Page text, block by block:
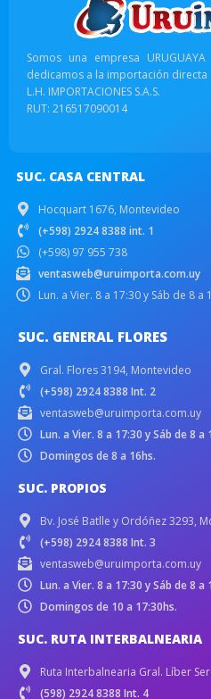
Somos una empresa
dedicamos a la importación directa
L.H. IMPORTACIONES S.A.S.
RUT: 216517090014
SUC. CASA CENTRAL
Hocquart 1676, Montevideo
(+598) 2924 8388 int. 1
(+598) 97 955 738
ventasweb@uruimporta.com.uy
Lun. a Vier. 8 a 17:30 y Sáb de 8 a
SUC. GENERAL FLORES
Gral. Flores 3194, Montevideo
(+598) 2924 8388 Int. 2
ventasweb@uruimporta.com.uy
Lun. a Vier. 8 a 17:30 y Sáb de 8 a
Domingos de 8 a 16hs.
SUC. PROPIOS
Bv. José Batlle y Ordóñez 3293,
(+598) 2924 8388 Int. 3
ventasweb@uruimporta.com.uy
Lun. a Vier. 8 a 17:30 y Sáb de 8 a
Domingos de 10 a 17:30hs.
SUC. RUTA INTERBALNEARIA
Ruta Interbalnearia Gral. Líber
(598) 2924 8388 Int. 4